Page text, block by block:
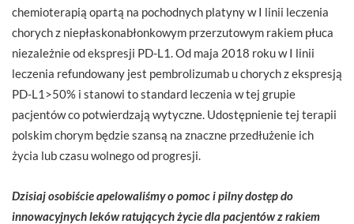
chemioterapią opartą na pochodnych platyny w I linii leczenia
chorych z niepłaskonabłonkowym przerzutowym rakiem płuca
niezależnie od ekspresji PD-L1. Od maja 2018 roku w I linii
leczenia refundowany jest pembrolizumab u chorych z ekspresją
PD-L1>50% i stanowi to standard leczenia w tej grupie
pacjentów co potwierdzają wytyczne. Udostępnienie tej terapii
polskim chorym będzie szansą na znaczne przedłużenie ich
życia lub czasu wolnego od progresji.
Dzisiaj osobiście apelowaliśmy o pomoc i pilny dostęp do
innowacyjnych leków ratujących życie dla pacjentów z rakiem